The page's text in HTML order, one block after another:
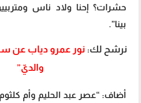
حشرات؟ إحنا ولاد ناس
بينا”.
نرشح لك: نور عمرو دياب عن
والديّ”
أضاف: “عصر عبد الحليم وأم